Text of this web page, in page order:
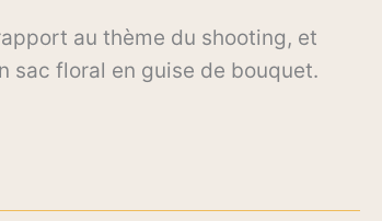
au thème du shooting, et
sac floral en guise de bouquet.